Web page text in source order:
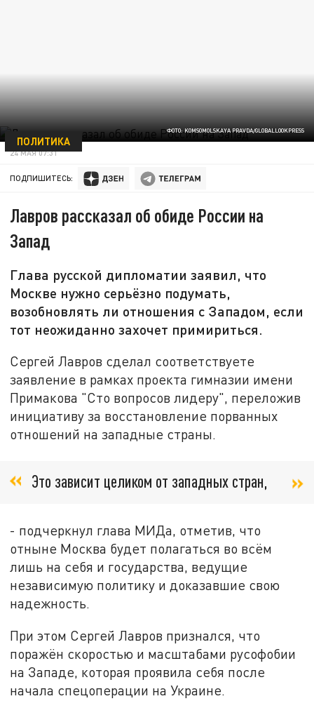
ФОТО: KOMSOMOLSKAYA PRAVDA/GLOBALLOOKPRESS
ПОЛИТИКА
24 МАЯ 07:31
ПОДПИШИТЕСЬ:
Лавров рассказал об обиде России на
Запад
Глава русской дипломатии заявил, что
Москве нужно серьёзно подумать,
возобновлять ли отношения с Западом, если
тот неожиданно захочет примириться.
Сергей Лавров сделал соответствуете
заявление в рамках проекта гимназии имени
Примакова "Сто вопросов лидеру", переложив
инициативу за восстановление порванных
отношений на западные страны.
Это зависит целиком от западных стран,
- подчеркнул глава МИДа, отметив, что
отныне Москва будет полагаться во всём
лишь на себя и государства, ведущие
независимую политику и доказавшие свою
надежность.
При этом Сергей Лавров признался, что
поражён скоростью и масштабами русофобии
на Западе, которая проявила себя после
начала спецоперации на Украине.